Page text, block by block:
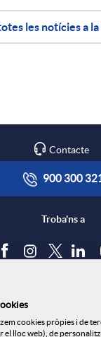
les notícies a la
Contacte
900 300
Troba'ns a
Política de
cookies pròpies i de
el lloc web), de